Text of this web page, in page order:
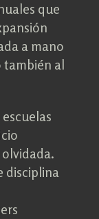
que
a mano
también al
disciplina